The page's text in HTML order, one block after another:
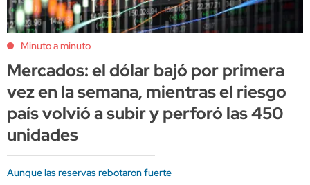
Minuto a minuto
Mercados: el dólar bajó por primera
vez en la semana, mientras el riesgo
país volvió a subir y perforó las 450
unidades
Aunque las reservas rebotaron fuerte